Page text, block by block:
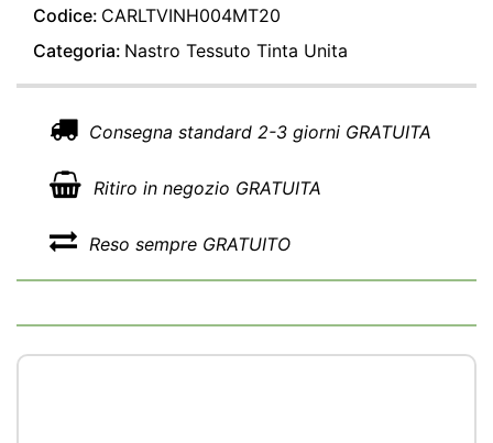
Codice: CARLTVINH004MT20
Categoria: Nastro Tessuto Tinta Unita
Consegna standard 2-3 giorni GRATUITA
Ritiro in negozio GRATUITA
Reso sempre GRATUITO